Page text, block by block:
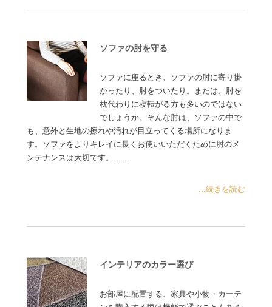
ソファの肘を守る
ソファに座るとき、ソファの肘に寄り掛
かったり、肘をついたり。または、肘を
枕代わりに寝転がる方も多いのではない
でしょうか。そんな肘は、ソファの中で
も、意外と生地の擦れや汚れが目立ってくる場所になりま
す。ソファをよりキレイに長くお使いいただくために肘のメ
ンテナンスは大切です。……
...続きを読む
インテリアのカラー選び
お部屋に配置する、家具や小物・カーテ